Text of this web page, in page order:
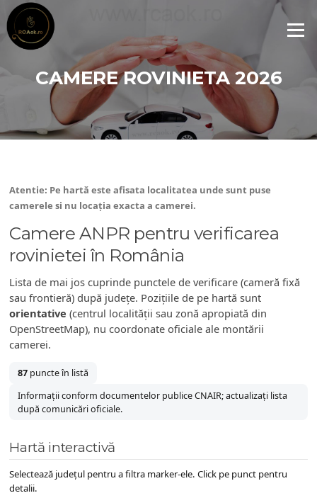
Skip
to
content
Menu
CAMERE ROVINIETA 2026
Atentie: Pe hartă este afisata localitatea unde sunt puse
camerele si nu locația exacta a camerei.
Camere ANPR pentru verificarea
rovinietei în România
Lista de mai jos cuprinde punctele de verificare (cameră fixă
sau frontieră) după județe. Pozițiile de pe hartă sunt
orientative (centrul localității sau zonă apropiată din
OpenStreetMap), nu coordonate oficiale ale montării
camerei.
87 puncte în listă
Informații conform documentelor publice CNAIR; actualizați lista
după comunicări oficiale.
Hartă interactivă
Selectează județul pentru a filtra marker-ele. Click pe punct pentru
detalii.